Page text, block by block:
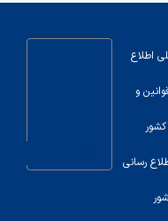
اطلاع
و
رسانی